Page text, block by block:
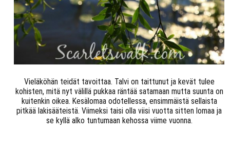
Vieläköhän teidät tavoittaa. Talvi on taittunut ja kevät tulee
kohisten, mitä nyt välillä pukkaa räntää satamaan mutta suunta on
kuitenkin oikea. Kesälomaa odotellessa, ensimmäistä sellaista
pitkää lakisääteistä. Viimeksi taisi olla viisi vuotta sitten lomaa ja
se kyllä alko tuntumaan kehossa viime vuonna.